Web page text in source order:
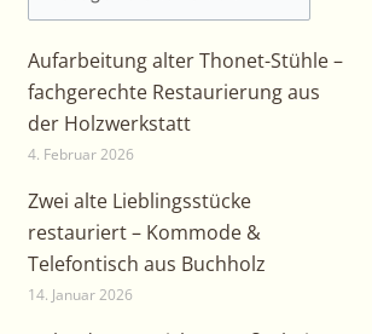
Aufarbeitung alter Thonet-Stühle –
fachgerechte Restaurierung aus
der Holzwerkstatt
4. Februar 2026
Zwei alte Lieblingsstücke
restauriert – Kommode &
Telefontisch aus Buchholz
14. Januar 2026